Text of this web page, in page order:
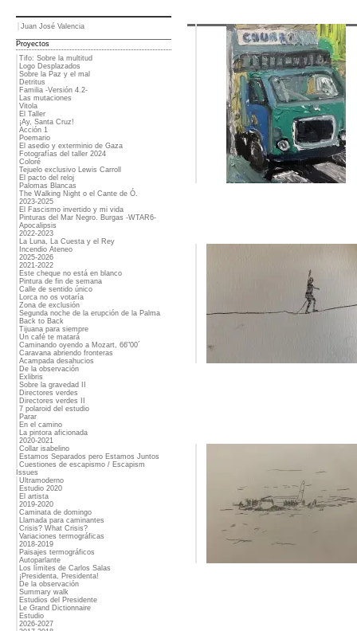
Juan José Valencia
Proyectos
Tifo: Sobre la multitud
Logo Desplazados
Sobre la Paz y el mal
Detritus
Familia -Versión 4.2-
Las mutaciones
Vitola
El Taller
¡Ay, Santa Cruz!
Acción 1
Poemario
El asedio y exterminio de Gaza
Fotografías del taller 2024
Coloré
Tejuelo exclusivo Lewis Carroll
El pacto del reloj
Palomas Blancas
The Walking Night o el Cante de Ó.
2023-2025
El Fascismo invertido y mi vida
Pinturas del Mar Negro. Burgas -WTAR6-
Apocalipsis
2022-2023
La Luna, La Cuesta y el Rey
Incendio Ateneo
2025-2026
2021-2022
Este cheque no está en blanco
Pintura de fin de semana
Calle de sentido único
Lorca no os votaría
Zona de exclusión
Segunda noche de la erupción de la Palma
Back to Back
Tijuana para siempre
Un café te matará
Caminando oyendo a Mozart, 66"00´
Caravana abriendo fronteras
Acampada desahucios
De la observación
Exlibris
Sobre la gravedad II
Directores verdes
Directores verdes II
7 polaroid del estudio
Parar
En el camino
La pintora aficionada
2020-2021
Collar isabelino
Estamos Separados pero Estamos Juntos
Cuestiones de escapismo / Escapism
Issues
Ultramoderno
Estudio 2020
El artista
2019-2020
Caminata de domingo
Llamada para caminantes
Crisis? What Crisis?
Variaciones termográficas
2018-2019
Paisajes termográficos
Autoparlante
Los límites de Carlos Salas
¡Presidenta, Presidenta!
De la observación
Summary walk
Estudios del Presidente
Le Grand Dictionnaire
Estudio
2026-2027